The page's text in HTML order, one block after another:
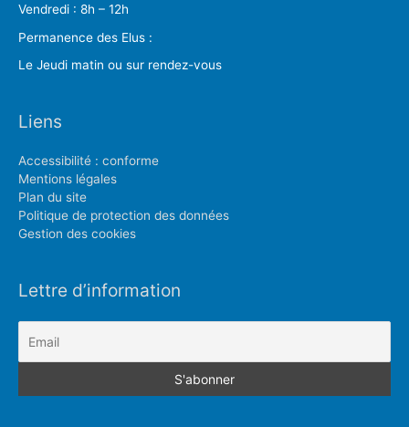
Vendredi : 8h – 12h
Permanence des Elus :
Le Jeudi matin ou sur rendez-vous
Liens
Accessibilité : conforme
Mentions légales
Plan du site
Politique de protection des données
Gestion des cookies
Lettre d’information